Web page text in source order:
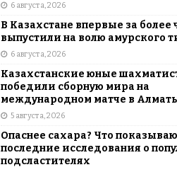
подсластителях
[ 31 июля, 2026 ] Астана vs
АЗИЯ
[ 6 августа, 2026 ] Astana
КАЗАХСТАН
6 августа, 2026
В Казахстане впервые за более
выпустили на волю амурского
6 августа, 2026
Казахстанские юные
победили сборную мира на
международном матче в
5 августа, 2026
Опаснее сахара? Что
последние исследования о
подсластителях